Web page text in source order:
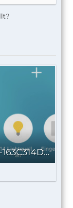
A0BB61D0-1B7E-4813-B1CE-163C314D142B.jpeg